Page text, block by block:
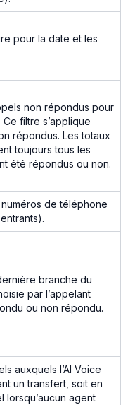
pour la date et les
non répondus pour
filtre s’applique
répondus. Les totaux
toujours tous les
été répondus ou non.
de téléphone
branche du
par l’appelant
ou non répondu.
auxquels l’AI Voice
un transfert, soit en
lorsqu’aucun agent